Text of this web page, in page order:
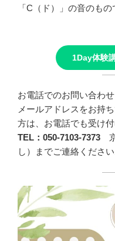
「C（ド）」の音のもの
1Day体験
お電話でのお問い合わせ
メールアドレスをお持
方は、お電話でも受け付
TEL：050-7103-7373
し）までご連絡ください